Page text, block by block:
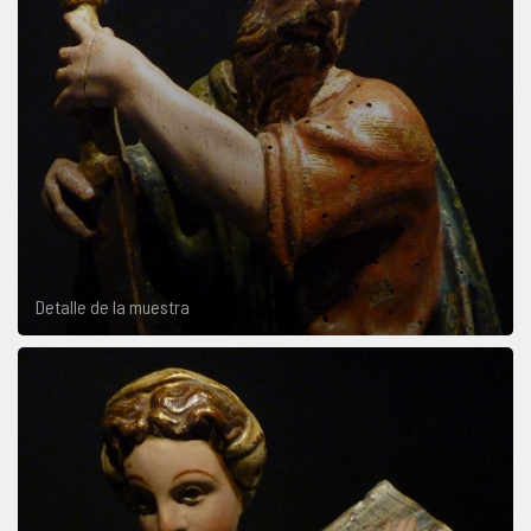
Detalle de la muestra